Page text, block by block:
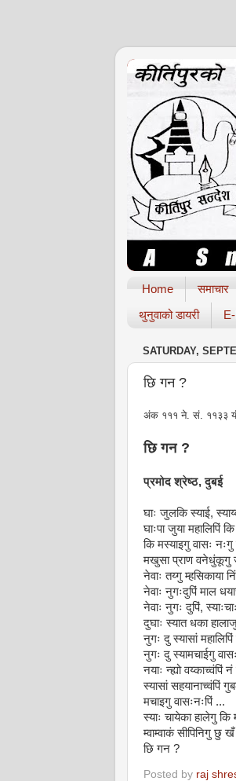
Home समाचार
थुनुवाको डायरी
SATURDAY,
छि गन ?
अंक १११ ने. सं. ११३३
छि गन ?
प्रमोद श्रेष्ठ, दुबई
घाः जुलकि स्याई,
घाःपा जुया महालिपिं
कि मस्याइगु वासः
मखुसा प्राण वनेधुंकूगु
नेवाः तय्गु म्हसिकाया
नेवाः नुगःदुपिं माल
नेवाः नुगः दुपिं,
दुघाः स्यात धका
नुगः दु स्यासां
नुगः दु स्यामचाईगु वासः
नयाः न्ह्यो वय्काच्वंपिं
स्यासां सहयानाच्वंपिं
मचाइगु वासःनःपिं ...
स्याः चायेका हालेगु
म्वाम्वाकं सीपिनिगु छु खँ
छि गन ?
Posted by raj